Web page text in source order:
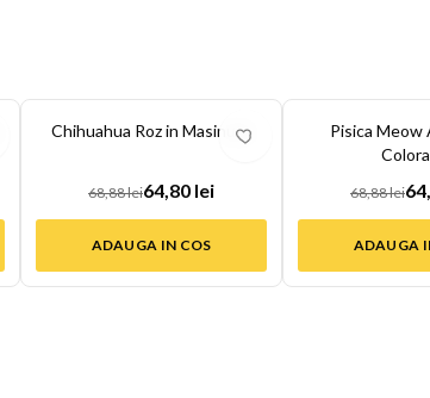
%
Chihuahua Roz in Masinuta
68,88 lei64,80 lei
ADAUGA IN COS
Pisica Meow
68,88 lei
ADAUGA